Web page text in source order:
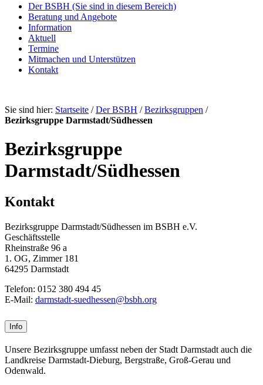
Der BSBH (Sie sind in diesem Bereich)
Beratung und Angebote
Information
Aktuell
Termine
Mitmachen und Unterstützen
Kontakt
Sie sind hier: Startseite / Der BSBH /Bezirksgruppen /
Bezirksgruppe Darmstadt/Südhessen
Bezirksgruppe
Darmstadt/Südhessen
Kontakt
Bezirksgruppe Darmstadt/Südhessen im BSBH e.V.
Geschäftsstelle
Rheinstraße 96 a
1. OG, Zimmer 181
64295 Darmstadt
Telefon: 0152 380 494 45
E-Mail: darmstadt-suedhessen@bsbh.org
Info
Unsere Bezirksgruppe umfasst neben der Stadt Darmstadt auch die
Landkreise Darmstadt-Dieburg, Bergstraße, Groß-Gerau und
Odenwald.